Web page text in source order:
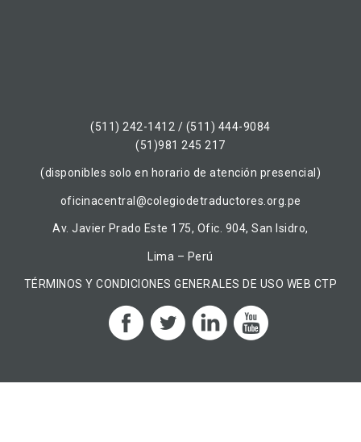
(511) 242-1412 / (511) 444-9084
(51)981 245 217
(disponibles solo en horario de atención presencial)
oficinacentral@colegiodetraductores.org.pe
Av. Javier Prado Este 175, Ofic. 904, San Isidro,
Lima – Perú
TÉRMINOS Y CONDICIONES GENERALES DE USO WEB CTP